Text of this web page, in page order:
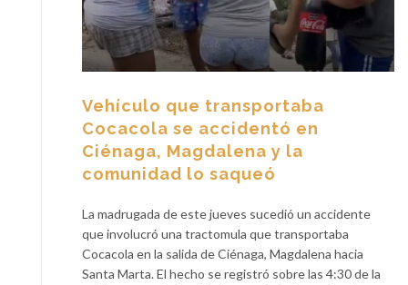
Vehículo que transportaba
Cocacola se accidentó en
Ciénaga, Magdalena y la
comunidad lo saqueó
La madrugada de este jueves sucedió un accidente
que involucró una tractomula que transportaba
Cocacola en la salida de Ciénaga, Magdalena hacia
Santa Marta. El hecho se registró sobre las 4:30 de la